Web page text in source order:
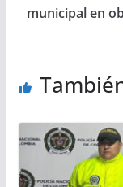
municipal en